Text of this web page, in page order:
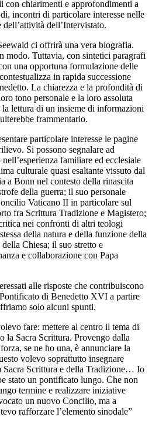
con chiarimenti e approfondimenti a
incontri di particolare interesse nelle
dell’Intervistato.
ci offrirà una vera biografia.
modo. Tuttavia, con sintetici paragrafi
una opportuna formulazione delle
in rapida successione
La chiarezza e la profondità di
tono personale e la loro assoluta
lettura di un insieme di informazioni
frammentario.
particolare interesse le pagine
Si possono segnalare ad
familiare ed ecclesiale
culturale quasi esaltante vissuto dal
a Bonn nel contesto della rinascita
della guerra; il suo personale
Vaticano II in particolare sul
fra Scrittura Tradizione e Magistero;
nei confronti di altri teologi
della natura e della funzione della
Chiesa; il suo stretto e
e collaborazione con Papa
alle risposte che contribuiscono
di Benedetto XVI a partire
solo alcuni spunti.
fare: mettere al centro il tema di
la Sacra Scrittura. Provengo dalla
se ne ho una, è annunciare la
volevo soprattutto insegnare
Sacra Scrittura e della Tradizione… Io
stato un pontificato lungo. Che non
termine e realizzare iniziative
un nuovo Concilio, ma a
rafforzare l’elemento sinodale”